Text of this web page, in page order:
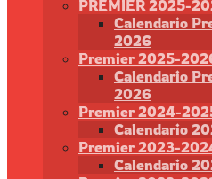
PREMIER 2025-
Calendario
2026
Premier 2025-
Calendario
2026
Premier 2024-
Calendario
Premier 2023-
Calendario